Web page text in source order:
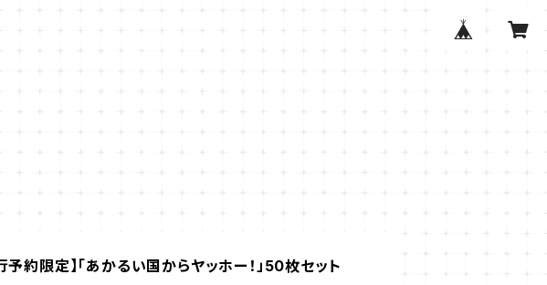
予約限定】「あかるい国からヤッホー！」50枚セット